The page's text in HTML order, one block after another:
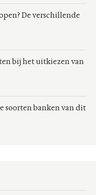
De verschillende
bij het uitkiezen van
soorten banken van dit